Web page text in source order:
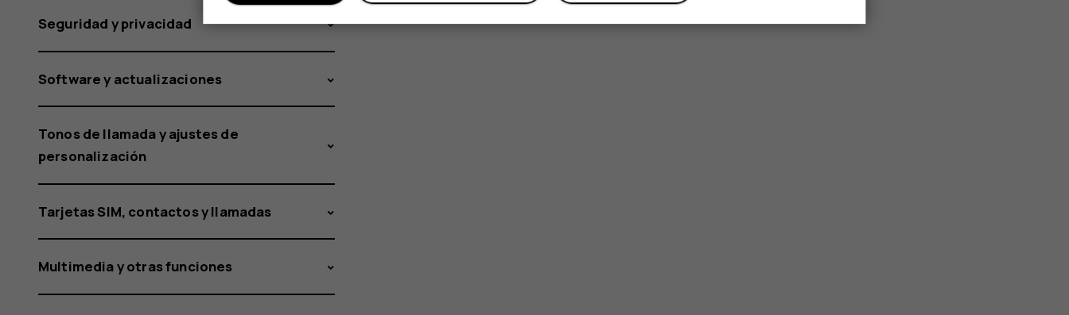
Seguridad y privacidad
Software y actualizaciones
Tonos de llamada y ajustes de
personalización
Tarjetas SIM, contactos y llamadas
Multimedia y otras funciones